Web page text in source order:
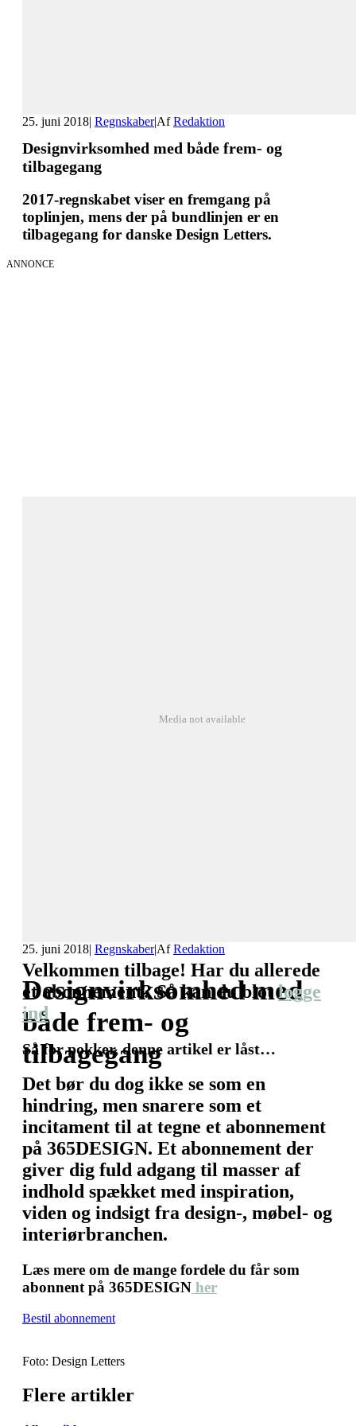
25. juni 2018| Regnskaber|AfRedaktion
Designvirksomhed med både frem- og
tilbagegang
2017-regnskabet viser en fremgang på
toplinjen, mens der på bundlinjen er en
tilbagegang for danske Design Letters.
ANNONCE
Media not available
25. juni 2018| Regnskaber|AfRedaktion
Designvirksomhed med
både frem- og
tilbagegang
Velkommen tilbage! Har du allerede
et abonnement? Så kan du blotlogge
ind
Så for pokker, denne artikel er låst…
Det bør du dog ikke se som en
hindring, men snarere som et
incitament til at tegne et abonnement
på 365DESIGN. Et abonnement der
giver dig fuld adgang til masser af
indhold spækket med inspiration,
viden og indsigt fra design-, møbel- og
interiørbranchen.
Læs mere om de mange fordele du får som
abonnent på 365DESIGN her
Bestil abonnement
Foto: Design Letters
Flere artikler